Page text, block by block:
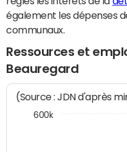
également les dépenses
communaux.
Ressources et
Beauregard
(Source : JDN d'après
600k